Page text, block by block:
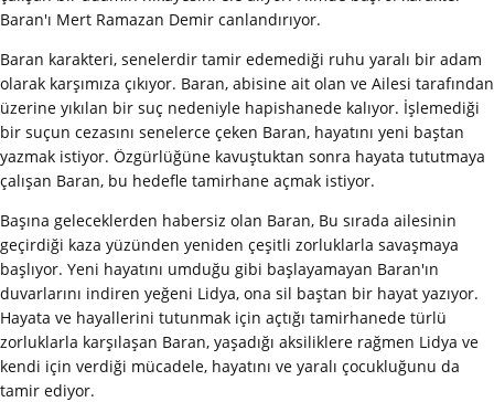
Baran'ı Mert Ramazan Demir canlandırıyor.
Baran karakteri, senelerdir tamir edemediği ruhu yaralı bir adam
olarak karşımıza çıkıyor. Baran, abisine ait olan ve Ailesi tarafından
üzerine yıkılan bir suç nedeniyle hapishanede kalıyor. İşlemediği
bir suçun cezasını senelerce çeken Baran, hayatını yeni baştan
yazmak istiyor. Özgürlüğüne kavuştuktan sonra hayata tututmaya
çalışan Baran, bu hedefle tamirhane açmak istiyor.
Başına geleceklerden habersiz olan Baran, Bu sırada ailesinin
geçirdiği kaza yüzünden yeniden çeşitli zorluklarla savaşmaya
başlıyor. Yeni hayatını umduğu gibi başlayamayan Baran'ın
duvarlarını indiren yeğeni Lidya, ona sil baştan bir hayat yazıyor.
Hayata ve hayallerini tutunmak için açtığı tamirhanede türlü
zorluklarla karşılaşan Baran, yaşadığı aksiliklere rağmen Lidya ve
kendi için verdiği mücadele, hayatını ve yaralı çocukluğunu da
tamir ediyor.